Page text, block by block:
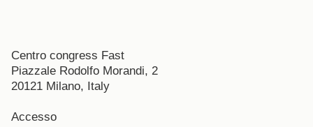
Centro congress Fast
Piazzale Rodolfo Morandi, 2
20121 Milano, Italy
Accesso